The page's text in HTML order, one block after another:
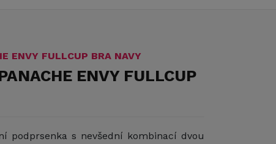
ENVY FULLCUP BRA NAVY
ENVY FULLCUP
podprsenka s nevšední kombinací dvou